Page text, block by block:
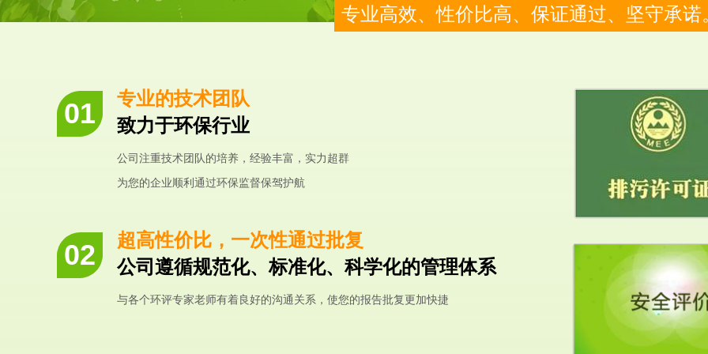
专业高效、性价比高、保证通过、坚守承诺
专业的技术团队
致力于环保行业
公司注重技术团队的培养，经验丰富，实力超群
为您的企业顺利通过环保监督保驾护航
超高性价比，一次性通过批复
公司遵循规范化、标准化、科学化的管理体系
与各个环评专家老师有着良好的沟通关系，使您的报告批复更加快捷